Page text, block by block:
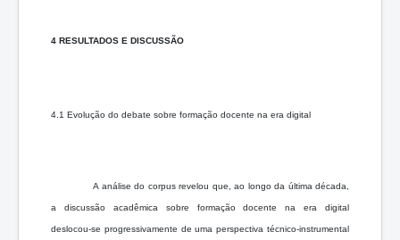
4 RESULTADOS E DISCUSSÃO
4.1 Evolução do debate sobre formação docente na era digital
A análise do corpus revelou que, ao longo da última década,
a discussão acadêmica sobre formação docente na era digital
deslocou-se progressivamente de uma perspectiva técnico-instrumental